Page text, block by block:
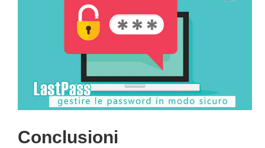
Conclusioni